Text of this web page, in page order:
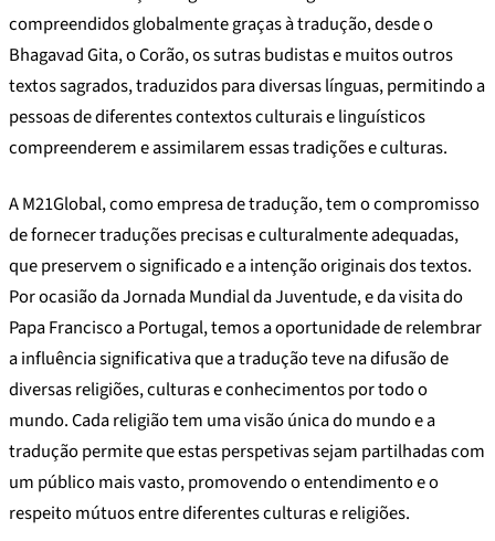
compreendidos globalmente graças à tradução, desde o
Bhagavad Gita, o Corão, os sutras budistas e muitos outros
textos sagrados, traduzidos para diversas línguas, permitindo a
pessoas de diferentes contextos culturais e linguísticos
compreenderem e assimilarem essas tradições e culturas.
A M21Global, como empresa de tradução, tem o compromisso
de fornecer traduções precisas e culturalmente adequadas,
que preservem o significado e a intenção originais dos textos.
Por ocasião da Jornada Mundial da Juventude, e da visita do
Papa Francisco a Portugal, temos a oportunidade de relembrar
a influência significativa que a tradução teve na difusão de
diversas religiões, culturas e conhecimentos por todo o
mundo. Cada religião tem uma visão única do mundo e a
tradução permite que estas perspetivas sejam partilhadas com
um público mais vasto, promovendo o entendimento e o
respeito mútuos entre diferentes culturas e religiões.